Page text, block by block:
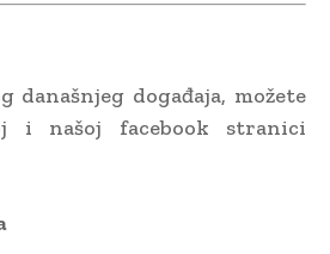
današnjeg događaja, možete
i našoj facebook stranici